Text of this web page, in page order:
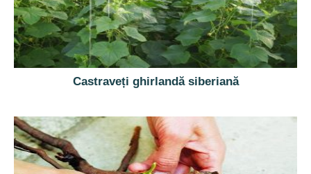
Castraveți ghirlandă siberiană